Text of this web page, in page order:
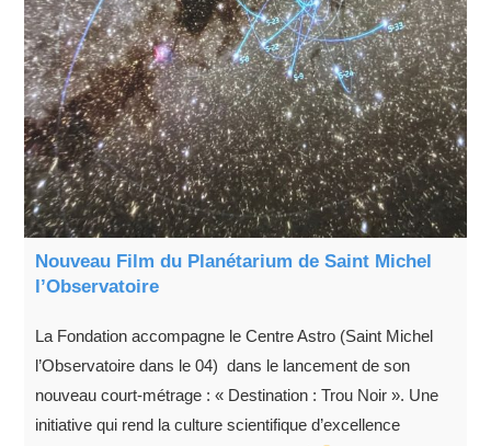
Nouveau Film du Planétarium de Saint Michel
l’Observatoire
La Fondation accompagne le Centre Astro (Saint Michel
l’Observatoire dans le 04) dans le lancement de son
nouveau court-métrage : « Destination : Trou Noir ». Une
initiative qui rend la culture scientifique d’excellence